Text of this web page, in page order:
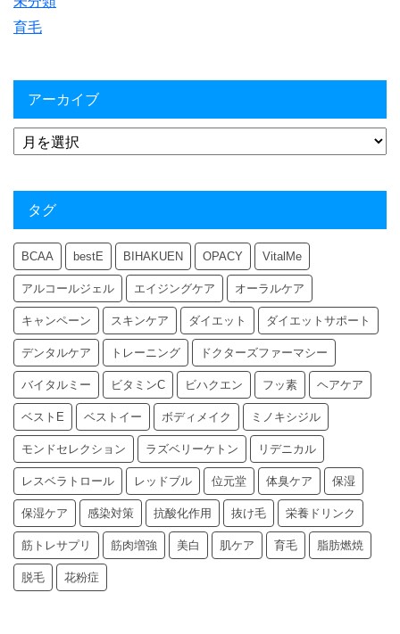
育毛
アーカイブ
タグ
BCAA bestE BIHAKUEN OPACY VitalMe
アルコールジェル エイジングケア オーラルケア
キャンペーン スキンケア ダイエット ダイエットサポート
デンタルケア トレーニング ドクターズファーマシー
バイタルミー ビタミンC ビハクエン フッ素 ヘアケア
ベストE ベストイー ボディメイク ミノキシジル
モンドセレクション ラズベリーケトン リデニカル
レスベラトロール レッドブル 位元堂 体臭ケア 保湿
保湿ケア 感染対策 抗酸化作用 抜け毛 栄養ドリンク
筋トレサプリ 筋肉増強 美白 肌ケア 育毛 脂肪燃焼
脱毛 花粉症